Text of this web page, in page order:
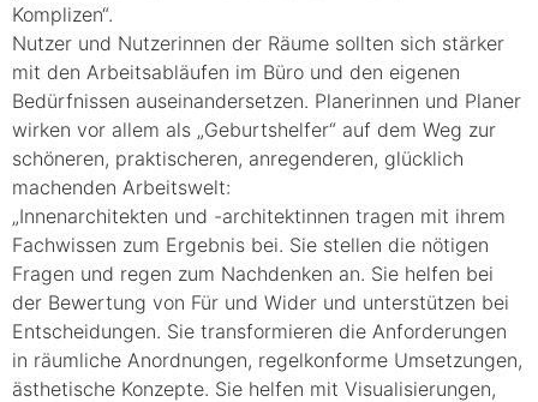
Komplizen“.
Nutzer und Nutzerinnen der Räume sollten sich stärker
mit den Arbeitsabläufen im Büro und den eigenen
Bedürfnissen auseinandersetzen. Planerinnen und Planer
wirken vor allem als „Geburtshelfer“ auf dem Weg zur
schöneren, praktischeren, anregenderen, glücklich
machenden Arbeitswelt:
„Innenarchitekten und -architektinnen tragen mit ihrem
Fachwissen zum Ergebnis bei. Sie stellen die nötigen
Fragen und regen zum Nachdenken an. Sie helfen bei
der Bewertung von Für und Wider und unterstützen bei
Entscheidungen. Sie transformieren die Anforderungen
in räumliche Anordnungen, regelkonforme Umsetzungen,
ästhetische Konzepte. Sie helfen mit Visualisierungen,